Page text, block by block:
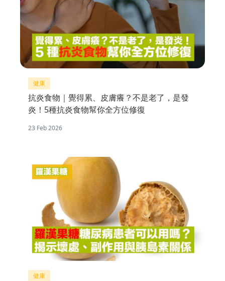
健康
抗炎食物｜覺得累、皮膚癢？不是老了，是發
炎！5種抗炎食物幫你全方位修復
23 Feb 2026
健康